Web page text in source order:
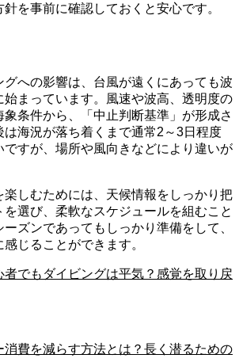
を事前に確認しておくと安心です。
グへの影響は、台風が遠くにあっても波
始まっています。風速や波高、透明度の
条件から、「中止判断基準」が形成さ
は海況が落ち着くまで通常2～3日程度
ですが、場所や風向きなどにより違いが
楽しむためには、天候情報をしっかり把
選び、柔軟なスケジュールを組むこと
ズンであってもしっかり準備をして、
じることができます。
者でもダイビングは平気？感覚を取り戻
消費を減らす方法とは？長く潜るための